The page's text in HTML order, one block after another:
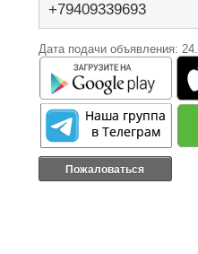
+79409339693
Дата подачи объявления:
Пожаловаться